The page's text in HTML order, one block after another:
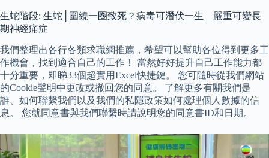
生蛇階段: 生蛇│圍繞一圈致死？病毒可潛伏一生 嚴重可變長
期神經痛症
我們整理出各行各類求職網推薦，希望可以幫助各位得到更多工
作機會，找到適合自己的工作！ 當然好好提升自己工作能力都
十分重要，即睇33個超實用Excel快捷鍵。 您可隨時從我們網站
的Cookie聲明中更改或撤回您的同意。 了解更多有關我們是
誰、如何聯繫我們以及我們的私隱政策如何處理個人數據的信
息。 您就同意書與我們聯繫時請說明您的同意書ID和日期。